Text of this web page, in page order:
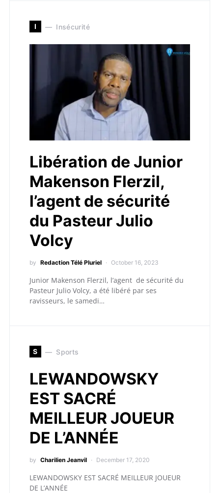
I Insécurité
Libération de Junior
Makenson Flerzil,
l’agent de sécurité
du Pasteur Julio
Volcy
by Redaction Télé Pluriel October 16, 2023
Junior Makenson Flerzil, l’agent de sécurité du
Pasteur Julio Volcy, a été libéré par ses
ravisseurs, le samedi…
S Sports
LEWANDOWSKY
EST SACRÉ
MEILLEUR JOUEUR
DE L’ANNÉE
by Charilien Jeanvil December 17, 2020
LEWANDOWSKY EST SACRÉ MEILLEUR JOUEUR
DE L’ANNÉE